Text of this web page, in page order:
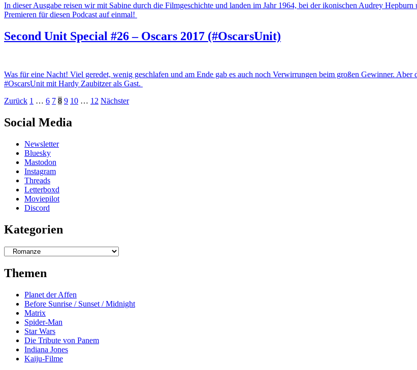
In dieser Ausgabe reisen wir mit Sabine durch die Filmgeschichte und landen im Jahr 1964, bei der ikonischen Audrey
Premieren für diesen Podcast auf einmal!
Second Unit Special #26 – Oscars 2017 (#OscarsUnit)
Was für eine Nacht! Viel geredet, wenig geschlafen und am Ende gab es auch noch Verwirrungen beim großen Gewinner.
#OscarsUnit mit Hardy Zaubitzer als Gast.
Beitragsnavigation
Zurück 1 … 6 7 8 9 10 … 12 Nächster
Social Media
Newsletter
Bluesky
Mastodon
Instagram
Threads
Letterboxd
Moviepilot
Discord
Kategorien
Kategorien
Themen
Planet der Affen
Before Sunrise / Sunset / Midnight
Matrix
Spider-Man
Star Wars
Die Tribute von Panem
Indiana Jones
Kaiju-Filme